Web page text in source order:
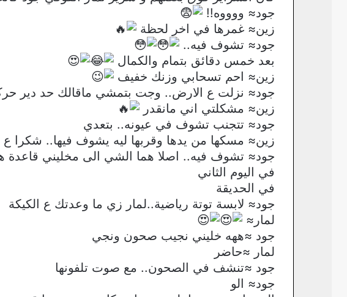
جود≈ ووووه!!
زين≈ غمرها في اخر لحظة
جود≈ تشوف فيه..
بعد خمس دقائق بتمام والكمال
زين≈ احم تسحابي وزنك خفيف
جود≈ نزلت ع الارض.. وجت بتمشي ماقالك حد دير
زين≈ مشكلتي اني مانقدر
جود≈ تتجنب تشوف في عيونه.. بتعدي
زين≈ مسكها من يدها وقربها ليه يشوف فيها.. شكرا
جود≈ تشوف فيه.. اصلا هما الشي الى مخليني
في اليوم الثاني
في الحديقة
جود≈ لابسة توتة رياضية..لمار زي ما وعدتك ع الكيكة
لمار≈
جود ≈ههه خليني نجيب صحون ونجي
لمار ≈حاضر
جود ≈تنشف في الصحون.. مع صوت تلفونها
جود≈ الو